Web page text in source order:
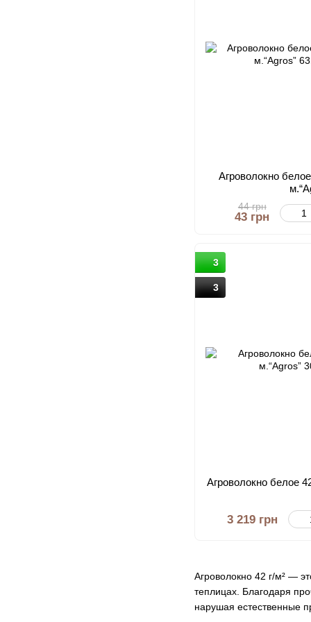
Агроволокно 42 г/м² —
теплицах. Благодаря
нарушая естественные
Агроволокно
44 грн
43 грн
3
3
Агроволокно белое
3 219 грн